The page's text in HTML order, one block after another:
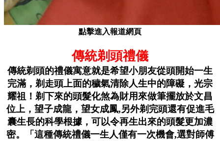
點擊進入報道網頁
傳統剃頭禮儀
傳統剃頭的禮儀寓意就是希望小朋友從頭開始一生
完滿，剃走頭上面的穢氣清除人生中的障礙，光宗
耀祖！剃下來的頭髮化煞為財用來做筆擺放於文昌
位上，望子成龍，望女成鳳,另外剃完頭還有促進毛
囊生長的科學根據，可以令再生出來的頭髮更加濃
密。
「這種傳統禮儀一生人僅有一次機會,選對師傅